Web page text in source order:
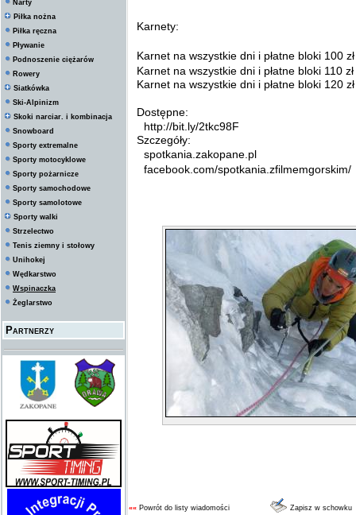
Narty
Piłka nożna
Piłka ręczna
Pływanie
Podnoszenie ciężarów
Rowery
Siatkówka
Ski-Alpinizm
Skoki narciar. i kombinacja
Snowboard
Sporty extremalne
Sporty motocyklowe
Sporty pożarnicze
Sporty samochodowe
Sporty samolotowe
Sporty walki
Strzelectwo
Tenis ziemny i stołowy
Unihokej
Wędkarstwo
Wspinaczka
Żeglarstwo
Partnerzy
Karnety:
Karnet na wszystkie dni i płatne bloki 100
Karnet na wszystkie dni i płatne bloki 110
Karnet na wszystkie dni i płatne bloki
Dostępne:
http://bit.ly/2tkc98F
Szczegóły:
spotkania.zakopane.pl
facebook.com/
«« Powrót do listy wiadomości Zapisz w schowku